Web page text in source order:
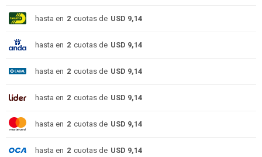
hasta en 2 cuotas de USD 9,14
hasta en 2 cuotas de USD 9,14
hasta en 2 cuotas de USD 9,14
hasta en 2 cuotas de USD 9,14
hasta en 2 cuotas de USD 9,14
hasta en 2 cuotas de USD 9,14